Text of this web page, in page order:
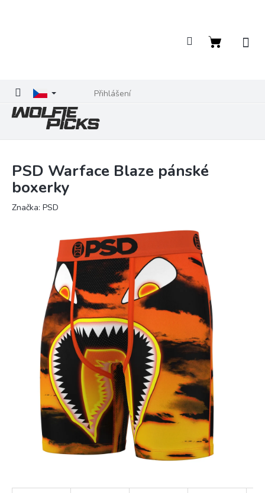
Přihlášení
Nákupní
PSD Warface Blaze pánské
boxerky
Značka: PSD